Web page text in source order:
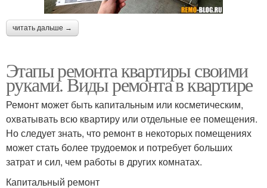
читать дальше →
Этапы ремонта квартиры своими
руками. Виды ремонта в квартире
Ремонт может быть капитальным или косметическим,
охватывать всю квартиру или отдельные ее помещения.
Но следует знать, что ремонт в некоторых помещениях
может стать более трудоемок и потребует больших
затрат и сил, чем работы в других комнатах.
Капитальный ремонт